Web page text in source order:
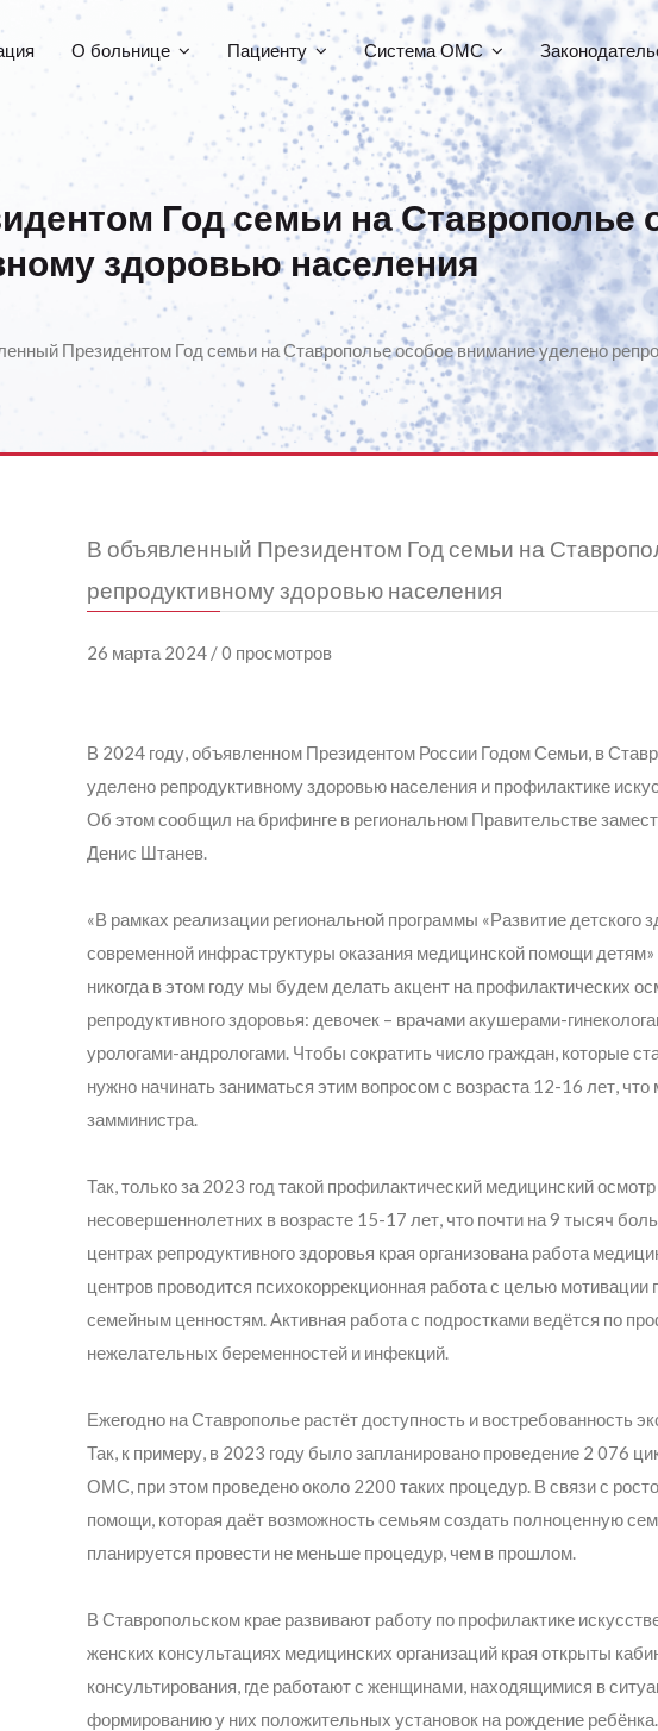
О больнице Пациенту Система ОМС
Год семьи на Ставрополье
здоровью населения
Президентом Год семьи на Ставрополье особое внимание уделено
В объявленный Президентом Год семьи на
репродуктивному здоровью населения
26 марта 2024 / 0 просмотров
В 2024 году, объявленном Президентом России Годом Семьи, в
уделено репродуктивному здоровью населения и профилактике
Об этом сообщил на брифинге в региональном Правительстве
Денис Штанев.
«В рамках реализации региональной программы «Развитие детского
современной инфраструктуры оказания медицинской помощи детям»
никогда в этом году мы будем делать акцент на профилактических
репродуктивного здоровья: девочек – врачами акушерами-
урологами-андрологами. Чтобы сократить число граждан, которые
нужно начинать заниматься этим вопросом с возраста 12-16 лет,
замминистра.
Так, только за 2023 год такой профилактический медицинский
несовершеннолетних в возрасте 15-17 лет, что почти на 9 тысяч
центрах репродуктивного здоровья края организована работа
центров проводится психокоррекционная работа с целью мотивации
семейным ценностям. Активная работа с подростками ведётся по
нежелательных беременностей и инфекций.
Ежегодно на Ставрополье растёт доступность и востребованность
Так, к примеру, в 2023 году было запланировано проведение 2 076
ОМС, при этом проведено около 2200 таких процедур. В связи с
помощи, которая даёт возможность семьям создать полноценную
планируется провести не меньше процедур, чем в прошлом.
В Ставропольском крае развивают работу по профилактике
женских консультациях медицинских организаций края открыты
консультирования, где работают с женщинами, находящимися в
формированию у них положительных установок на рождение